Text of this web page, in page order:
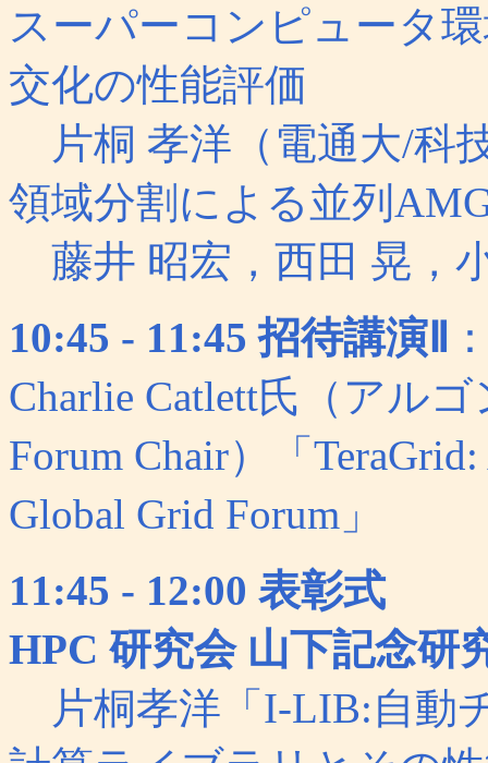
スーパーコンピュータ
交化の性能評価
片桐 孝洋（電通大/科
領域分割による並列
藤井 昭宏，西田 晃，
10:45 - 11:45 招待講演Ⅱ
Charlie Catlett氏（アル
Forum Chair）「
Global Grid Forum」
11:45 - 12:00 表彰式
HPC 研究会 山下記念研
片桐孝洋「I-LIB:自動